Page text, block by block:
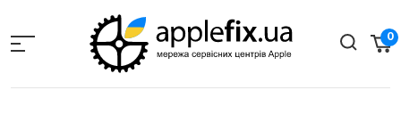
the
0